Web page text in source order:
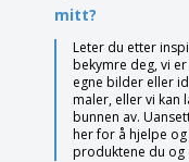
mitt?
Leter du etter
bekymre deg, vi
egne bilder eller
maler, eller vi kan
bunnen av.
her for å hjelpe
produktene du